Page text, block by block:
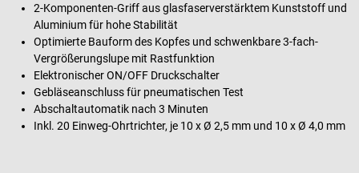
2-Komponenten-Griff aus glasfaserverstärktem Kunststoff und
Aluminium für hohe Stabilität
Optimierte Bauform des Kopfes und schwenkbare 3-fach-
Vergrößerungslupe mit Rastfunktion
Elektronischer ON/OFF Druckschalter
Gebläseanschluss für pneumatischen Test
Abschaltautomatik nach 3 Minuten
Inkl. 20 Einweg-Ohrtrichter, je 10 x Ø 2,5 mm und 10 x Ø 4,0 mm